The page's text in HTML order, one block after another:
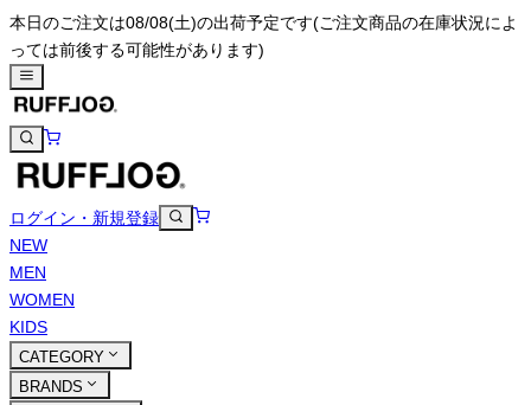
本日のご注文は08/08(土)の出荷予定です(ご注文商品の在庫状況によ
っては前後する可能性があります)
ログイン・新規登録
NEW
MEN
WOMEN
KIDS
CATEGORY
BRANDS